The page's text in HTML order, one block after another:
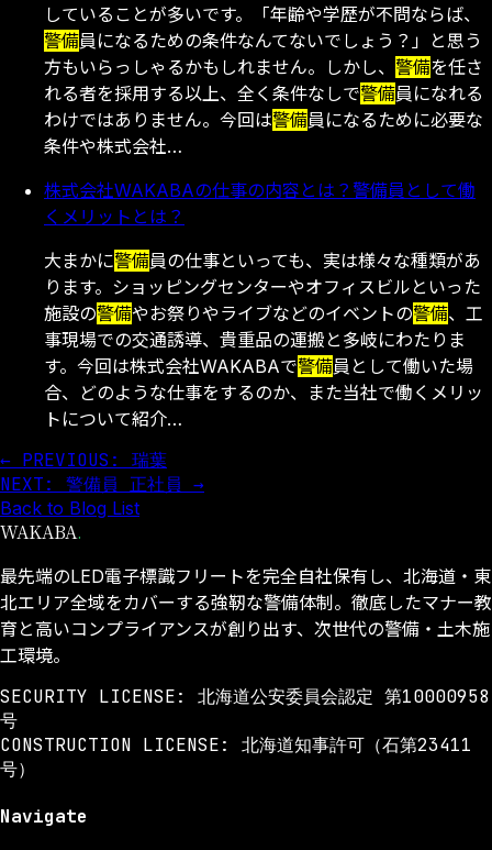
していることが多いです。「年齢や学歴が不問ならば、
警備員になるための条件なんてないでしょう？」と思う
方もいらっしゃるかもしれません。しかし、 警備を任さ
れる者を採用する以上、全く条件なしで警備員になれる
わけではありません。今回は警備員になるために必要な
条件や株式会社…
株式会社WAKABAの仕事の内容とは？警備員として働
くメリットとは？
大まかに警備員の仕事といっても、実は様々な種類があ
ります。ショッピングセンターやオフィスビルといった
施設の警備やお祭りやライブなどのイベントの警備、工
事現場での交通誘導、貴重品の運搬と多岐にわたりま
す。今回は株式会社WAKABAで警備員として働いた場
合、どのような仕事をするのか、また当社で働くメリッ
トについて紹介…
← PREVIOUS: 瑞葉
NEXT: 警備員 正社員 →
Back to Blog List
WAKABA.
最先端のLED電子標識フリートを完全自社保有し、北海道・東
北エリア全域をカバーする強靭な警備体制。徹底したマナー教
育と高いコンプライアンスが創り出す、次世代の警備・土木施
工環境。
SECURITY LICENSE: 北海道公安委員会認定 第10000958
号
CONSTRUCTION LICENSE: 北海道知事許可（石第23411
号）
Navigate